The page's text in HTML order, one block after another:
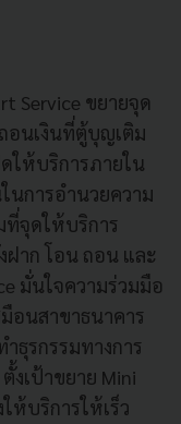
Service ขยายจุด
อนเงินที่ตู้บุญเติม
ดให้บริการภายใน
นการอำนวยความ
ที่จุดให้บริการ
ฝาก โอน ถอน และ
มั่นใจความร่วมมือ
อนสาขาธนาคาร
ธุรกรรมทางการ
งเป้าขยาย Mini
ห้บริการให้เร็ว